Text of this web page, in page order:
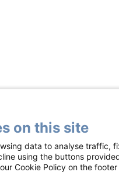
on this site
data to analyse traffic,
using the buttons
Cookie Policy on the